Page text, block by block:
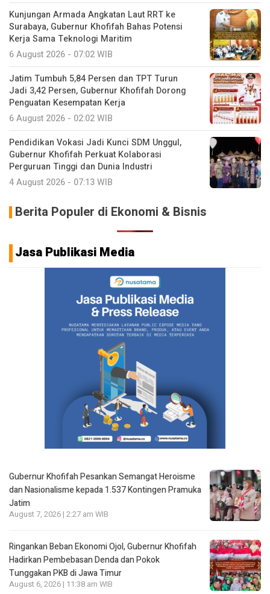
Kunjungan Armada Angkatan Laut RRT ke
Surabaya, Gubernur Khofifah Bahas Potensi
Kerja Sama Teknologi Maritim
6 August 2026 - 07:02 WIB
Jatim Tumbuh 5,84 Persen dan TPT Turun
Jadi 3,42 Persen, Gubernur Khofifah Dorong
Penguatan Kesempatan Kerja
6 August 2026 - 02:02 WIB
Pendidikan Vokasi Jadi Kunci SDM Unggul,
Gubernur Khofifah Perkuat Kolaborasi
Perguruan Tinggi dan Dunia Industri
4 August 2026 - 07:13 WIB
Berita Populer di Ekonomi & Bisnis
Jasa Publikasi Media
Gubernur Khofifah Pesankan Semangat Heroisme
dan Nasionalisme kepada 1.537 Kontingen Pramuka
Jatim
August 7, 2026 | 2:27 am WIB
Ringankan Beban Ekonomi Ojol, Gubernur Khofifah
Hadirkan Pembebasan Denda dan Pokok
Tunggakan PKB di Jawa Timur
August 6, 2026 | 11:38 am WIB